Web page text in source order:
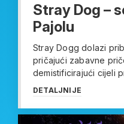
Stray Dog –
Pajolu
Stray Dogg dolazi
pričajući zabavne
demistificirajući cijeli
DETALJNIJE